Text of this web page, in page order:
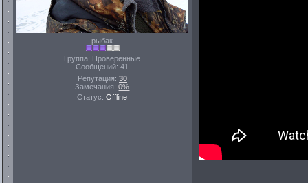
рыбак
Группа: Проверенные
Сообщений:41
Репутация: 30
Замечания:0%
Статус:Offline